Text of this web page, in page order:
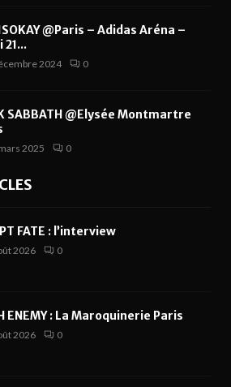
@Paris – Adidas Aréna –
21...
2024 0
SABBATH @Elysée Montmartre
2025 0
FATE : l’interview
2026 0
ENEMY : La Maroquinerie Paris
2026 0